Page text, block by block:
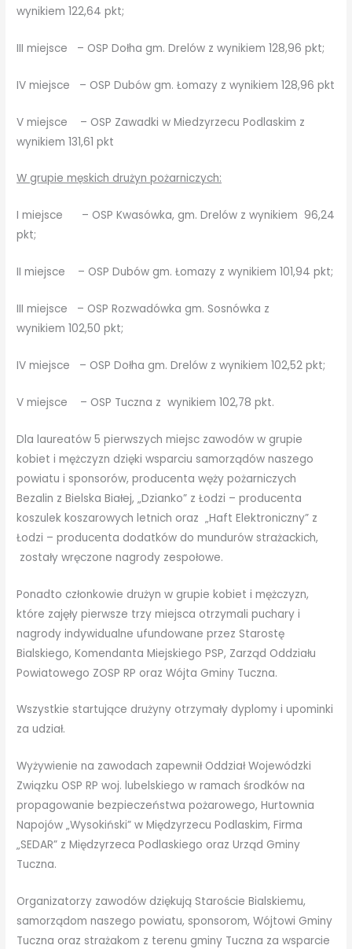
wynikiem 122,64 pkt;
III miejsce – OSP Dołha gm. Drelów z wynikiem 128,96 pkt;
IV miejsce – OSP Dubów gm. Łomazy z wynikiem 128,96 pkt
V miejsce – OSP Zawadki w Miedzyrzecu Podlaskim z
wynikiem 131,61 pkt
W grupie męskich drużyn pożarniczych:
I miejsce – OSP Kwasówka, gm. Drelów z wynikiem 96,24
pkt;
II miejsce – OSP Dubów gm. Łomazy z wynikiem 101,94 pkt;
III miejsce – OSP Rozwadówka gm. Sosnówka z
wynikiem 102,50 pkt;
IV miejsce – OSP Dołha gm. Drelów z wynikiem 102,52 pkt;
V miejsce – OSP Tuczna z wynikiem 102,78 pkt.
Dla laureatów 5 pierwszych miejsc zawodów w grupie
kobiet i mężczyzn dzięki wsparciu samorządów naszego
powiatu i sponsorów, producenta węży pożarniczych
Bezalin z Bielska Białej, „Dzianko” z Łodzi – producenta
koszulek koszarowych letnich oraz „Haft Elektroniczny” z
Łodzi – producenta dodatków do mundurów strażackich,
zostały wręczone nagrody zespołowe.
Ponadto członkowie drużyn w grupie kobiet i mężczyzn,
które zajęły pierwsze trzy miejsca otrzymali puchary i
nagrody indywidualne ufundowane przez Starostę
Bialskiego, Komendanta Miejskiego PSP, Zarząd Oddziału
Powiatowego ZOSP RP oraz Wójta Gminy Tuczna.
Wszystkie startujące drużyny otrzymały dyplomy i upominki
za udział.
Wyżywienie na zawodach zapewnił Oddział Wojewódzki
Związku OSP RP woj. lubelskiego w ramach środków na
propagowanie bezpieczeństwa pożarowego, Hurtownia
Napojów „Wysokiński” w Międzyrzecu Podlaskim, Firma
„SEDAR” z Międzyrzeca Podlaskiego oraz Urząd Gminy
Tuczna.
Organizatorzy zawodów dziękują Staroście Bialskiemu,
samorządom naszego powiatu, sponsorom, Wójtowi Gminy
Tuczna oraz strażakom z terenu gminy Tuczna za wsparcie